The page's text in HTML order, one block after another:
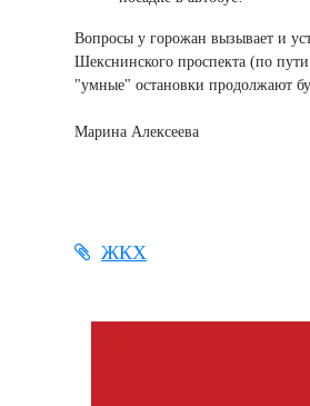
Вопросы у горожан вызывает и
Шекснинского проспекта (по
"умные" остановки продолжают
Марина Алексеева
ЖКХ